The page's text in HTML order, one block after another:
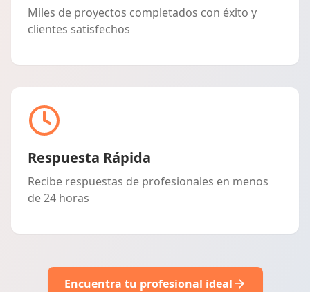
Miles de proyectos completados con éxito y
clientes satisfechos
Respuesta Rápida
Recibe respuestas de profesionales en menos
de 24 horas
Encuentra tu profesional ideal